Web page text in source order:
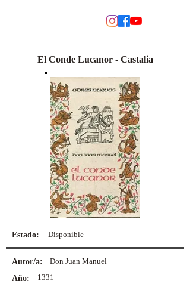
El Conde Lucanor - Castalia
Estado: Disponible
Autor/a:
Don Juan Manuel
Año:
1331